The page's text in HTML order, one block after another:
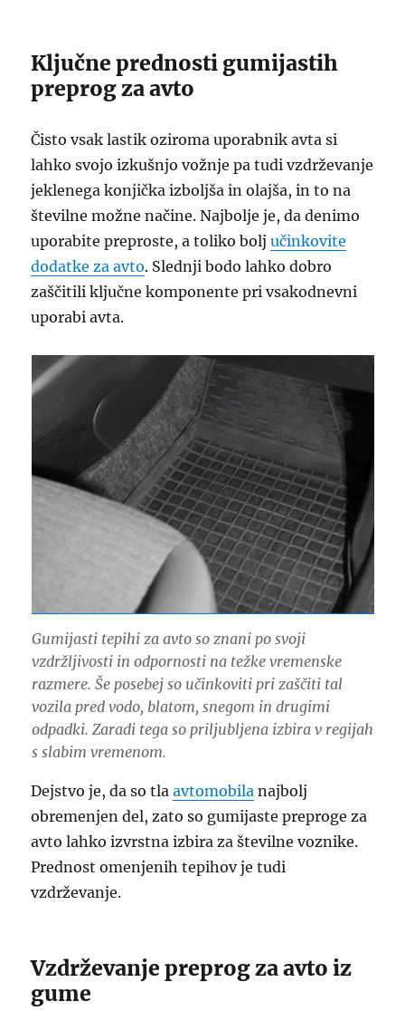
Ključne prednosti gumijastih
preprog za avto
Čisto vsak lastik oziroma uporabnik avta si
lahko svojo izkušnjo vožnje pa tudi vzdrževanje
jeklenega konjička izboljša in olajša, in to na
številne možne načine. Najbolje je, da denimo
uporabite preproste, a toliko boljučinkovite
dodatke za avto. Slednji bodo lahko dobro
zaščitili ključne komponente pri vsakodnevni
uporabi avta.
Gumijasti tepihi za avto so znani po svoji
vzdržljivosti in odpornosti na težke vremenske
razmere. Še posebej so učinkoviti pri zaščiti tal
vozila pred vodo, blatom, snegom in drugimi
odpadki. Zaradi tega so priljubljena izbira v regijah
s slabim vremenom.
Dejstvo je, da so tlaavtomobila najbolj
obremenjen del, zato so gumijaste preproge za
avto lahko izvrstna izbira za številne voznike.
Prednost omenjenih tepihov je tudi
vzdrževanje.
Vzdrževanje preprog za avto iz
gume